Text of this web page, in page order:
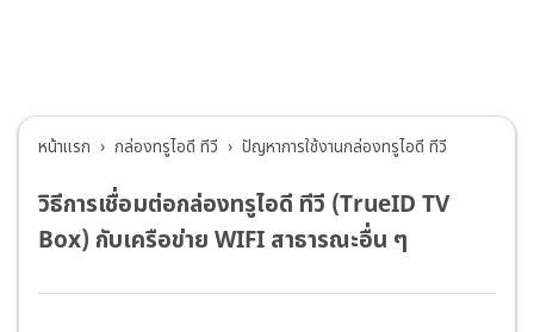
หน้าแรก กล่องทรูไอดี ทีวี ปัญหาการใช้งานกล่องทรูไอดี ทีวี
วิธีการเชื่อมต่อกล่องทรูไอดี ทีวี (TrueID TV
Box) กับเครือข่าย WIFI สาธารณะอื่น ๆ